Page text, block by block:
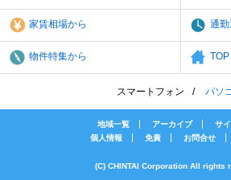
家賃相場から 通勤
物件特集から TOP
スマートフォン パソ
地域一覧 アーカイブ
サ
個人情報
免責 お問合せ
(C) CHINTAI Corporation All rights